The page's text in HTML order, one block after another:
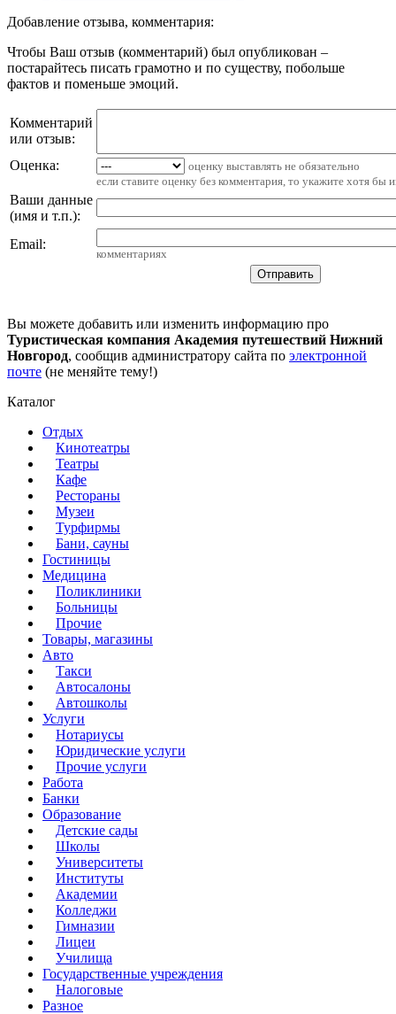
Добавление отзыва, комментария:
Чтобы Ваш отзыв (комментарий) был опубликован –
постарайтесь писать грамотно и по существу, побольше
фактов и поменьше эмоций.
Комментарий
или отзыв:
Оценка:
оценку выставлять не обязательно
если ставите оценку без комментария, то укажите хотя бы
Ваши данные
(имя и т.п.):
Email:
комментариях
Вы можете добавить или изменить информацию про
Туристическая компания Академия путешествий Нижний
Новгород, сообщив администратору сайта по электронной
почте (не меняйте тему!)
Каталог
Отдых
Кинотеатры
Театры
Кафе
Рестораны
Музеи
Турфирмы
Бани, сауны
Гостиницы
Медицина
Поликлиники
Больницы
Прочие
Товары, магазины
Авто
Такси
Автосалоны
Автошколы
Услуги
Нотариусы
Юридические услуги
Прочие услуги
Работа
Банки
Образование
Детские сады
Школы
Университеты
Институты
Академии
Колледжи
Гимназии
Лицеи
Училища
Государственные учреждения
Налоговые
Разное